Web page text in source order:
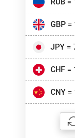
GBP=
JPY=
CHF=
CNY=